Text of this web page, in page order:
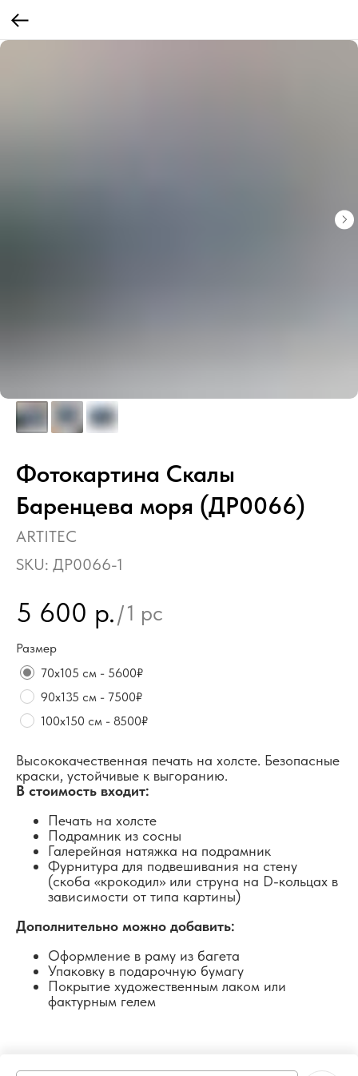
Фотокартина Скалы
Баренцева моря (ДР0066)
ARTITEC
SKU: ДР0066-1
5 600 р./1 pc
Размер
70х105 см - 5600₽
90х135 см - 7500₽
100х150 см - 8500₽
Высококачественная печать на холсте. Безопасные
краски, устойчивые к выгоранию.
В стоимость входит:
Печать на холсте
Подрамник из сосны
Галерейная натяжка на подрамник
Фурнитура для подвешивания на стену
(скоба «крокодил» или струна на D-кольцах в
зависимости от типа картины)
Дополнительно можно добавить:
Оформление в раму из багета
Упаковку в подарочную бумагу
Покрытие художественным лаком или
фактурным гелем